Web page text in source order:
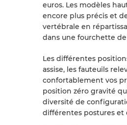
euros. Les modèles
encore plus précis et
vertébrale en
dans une fourchette de
Les différentes
assise, les fauteuils
confortablement vos
position zéro gravité
diversité de
différentes postures et